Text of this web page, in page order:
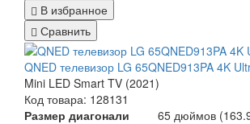
В избранное
Сравнить
QNED телевизор LG 65QNED913PA 4K
Mini LED Smart TV (2021)
Код товара: 128131
Размер диагонали
65 дюймов